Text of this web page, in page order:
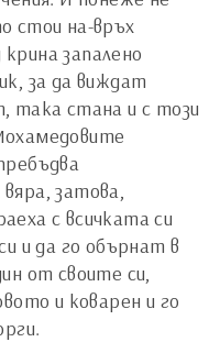
стои на-връх
запалено
за да виждат
така стана и с този
затова,
с всичката си
и да го обърнат в
от своите си,
и коварен и го